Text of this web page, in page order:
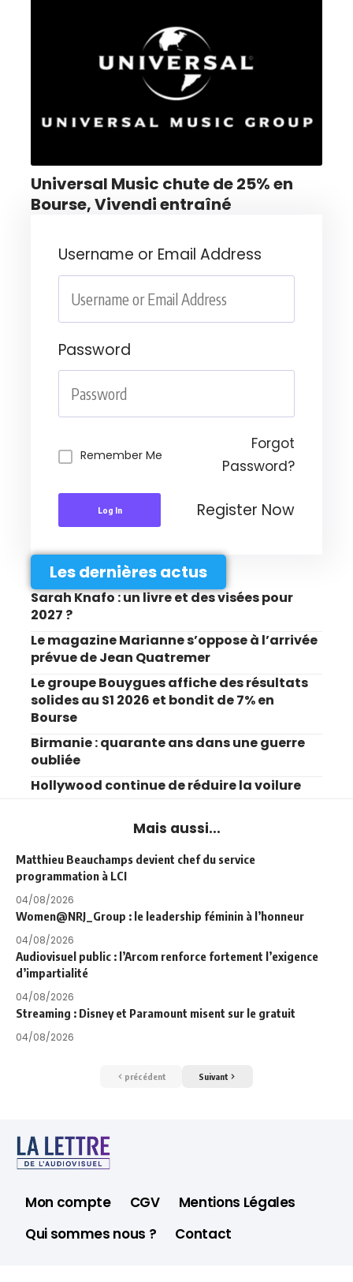
Universal Music chute de 25% en
Bourse, Vivendi entraîné
Username or Email Address
Password
Remember Me
Forgot
Password?
Log In Register Now
Les dernières actus
Sarah Knafo : un livre et des visées pour
2027 ?
Le magazine Marianne s’oppose à l’arrivée
prévue de Jean Quatremer
Le groupe Bouygues affiche des résultats
solides au S1 2026 et bondit de 7% en
Bourse
Birmanie : quarante ans dans une guerre
oubliée
Hollywood continue de réduire la voilure
Mais aussi...
Matthieu Beauchamps devient chef du service
programmation à LCI
04/08/2026
Women@NRJ_Group : le leadership féminin à l’honneur
04/08/2026
Audiovisuel public : l’Arcom renforce fortement l’exigence
d’impartialité
04/08/2026
Streaming : Disney et Paramount misent sur le gratuit
04/08/2026
précédent Suivant
Mon compte CGV
Mentions Légales
Qui sommes nous ?
Contact